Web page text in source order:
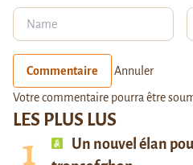
LES PLUS LUS
Un nouvel élan
Commentaire Annuler
Votre commentaire pourra être